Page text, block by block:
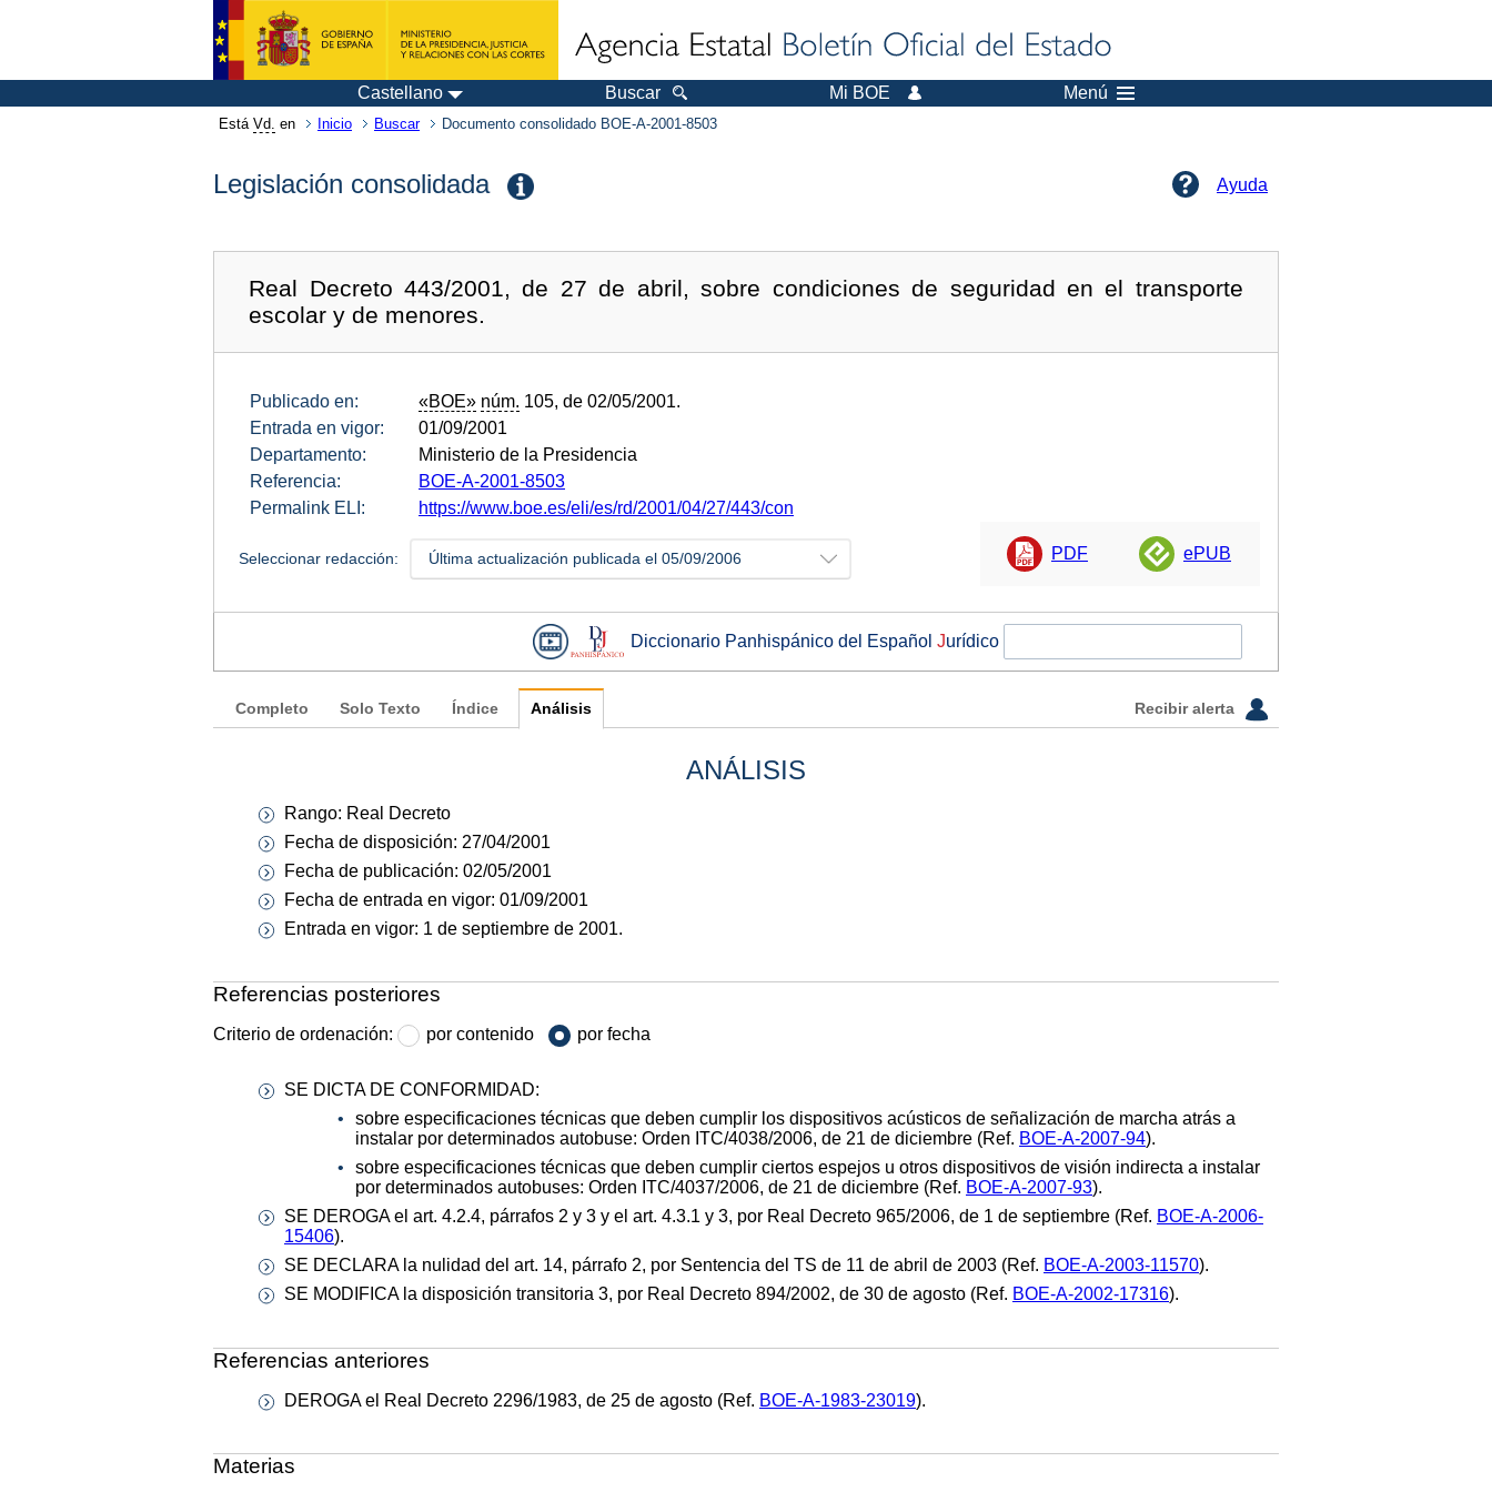
Castellano Buscar Mi BOE Menú
Está Vd. en Inicio Buscar Documento consolidado BOE-A-2001-8503
Legislación consolidada Ayuda
Real Decreto 443/2001, de 27 de abril, sobre condiciones de seguridad en el transporte
escolar y de menores.
Publicado en: «BOE» núm. 105, de 02/05/2001.
Entrada en vigor:
01/09/2001
Departamento:
Ministerio de la Presidencia
Referencia:
BOE-A-2001-8503
Permalink ELI:
https://www.boe.es/eli/es/rd/2001/04/27/443/con
Seleccionar redacción: Última actualización publicada el 05/09/2006 PDF ePUB
Diccionario Panhispánico del Español Jurídico
Completo Solo Texto Índice Análisis Recibir alerta
ANÁLISIS
Rango: Real Decreto
Fecha de disposición: 27/04/2001
Fecha de publicación: 02/05/2001
Fecha de entrada en vigor: 01/09/2001
Entrada en vigor: 1 de septiembre de 2001.
Referencias posteriores
Criterio de ordenación: por contenido por fecha
SE DICTA DE CONFORMIDAD:
sobre especificaciones técnicas que deben cumplir los dispositivos acústicos de señalización de marcha atrás a
instalar por determinados autobuse: Orden ITC/4038/2006, de 21 de diciembre (Ref. BOE-A-2007-94).
sobre especificaciones técnicas que deben cumplir ciertos espejos u otros dispositivos de visión indirecta a instalar
por determinados autobuses: Orden ITC/4037/2006, de 21 de diciembre (Ref. BOE-A-2007-93).
SE DEROGA el art. 4.2.4, párrafos 2 y 3 y el art. 4.3.1 y 3, por Real Decreto 965/2006, de 1 de septiembre (Ref. BOE-A-2006-
15406).
SE DECLARA la nulidad del art. 14, párrafo 2, por Sentencia del TS de 11 de abril de 2003 (Ref. BOE-A-2003-11570).
SE MODIFICA la disposición transitoria 3, por Real Decreto 894/2002, de 30 de agosto (Ref. BOE-A-2002-17316).
Referencias anteriores
DEROGA el Real Decreto 2296/1983, de 25 de agosto (Ref. BOE-A-1983-23019).
Materias